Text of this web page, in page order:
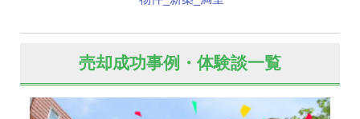
売却成功事例・体験談一覧